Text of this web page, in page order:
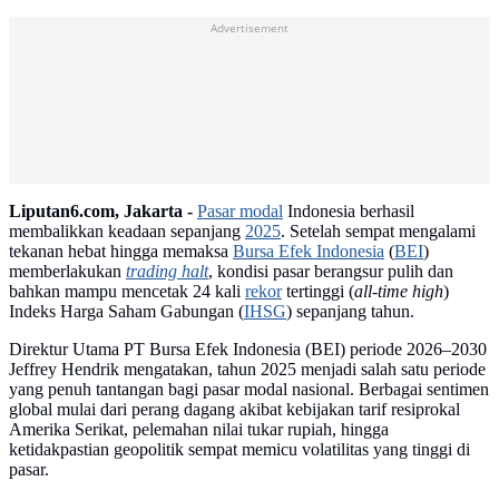
Advertisement
Liputan6.com, Jakarta - Pasar modal Indonesia berhasil
membalikkan keadaan sepanjang 2025. Setelah sempat mengalami
tekanan hebat hingga memaksa Bursa Efek Indonesia (BEI)
memberlakukan trading halt, kondisi pasar berangsur pulih dan
bahkan mampu mencetak 24 kali rekortertinggi (all-time high)
Indeks Harga Saham Gabungan (IHSG) sepanjang tahun.
Direktur Utama PT Bursa Efek Indonesia (BEI) periode 2026–2030
Jeffrey Hendrik mengatakan, tahun 2025 menjadi salah satu periode
yang penuh tantangan bagi pasar modal nasional. Berbagai sentimen
global mulai dari perang dagang akibat kebijakan tarif resiprokal
Amerika Serikat, pelemahan nilai tukar rupiah, hingga
ketidakpastian geopolitik sempat memicu volatilitas yang tinggi di
pasar.